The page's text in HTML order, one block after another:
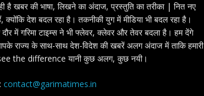
है खबर की भाषा, लिखने का अंदाज, प्रस्तुति का तरीका | नित नए
क्योंकि देश बदल रहा है। तकनीकी युग में मीडिया भी बदल रहा है।
दौर में गरिमा टाइम्स ने भी फ्लेवर, क्लेवर और तेवर बदला है। हम देंगे
राज्य के साथ-साथ देश-विदेश की खबरें अलग अंदाज में ताकि हमारी
the difference यानी कुछ अलग, कुछ नयी।
contact@garimatimes.in